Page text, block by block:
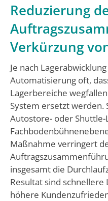
Reduzierung
Verkürzung
Je nach
Automatisierung oft,
Lagerbereiche
System ersetzt werden.
Autostore- oder
Maßnahme verringert
insgesamt die
Resultat sind
höhere